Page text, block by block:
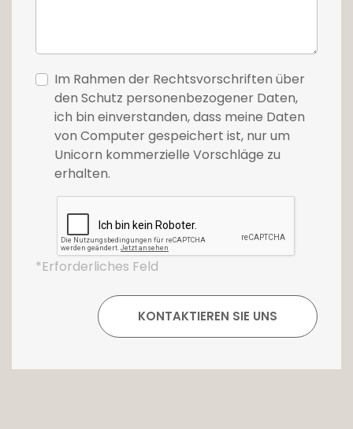
Im Rahmen der Rechtsvorschriften über
den Schutz personenbezogener Daten,
ich bin einverstanden, dass meine Daten
von Computer gespeichert ist, nur um
Unicorn kommerzielle Vorschläge zu
erhalten.
*Erforderliches Feld